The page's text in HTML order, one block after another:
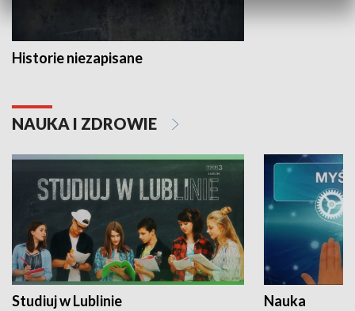
Historie niezapisane
NAUKA I ZDROWIE
Studiuj w Lublinie Nauka